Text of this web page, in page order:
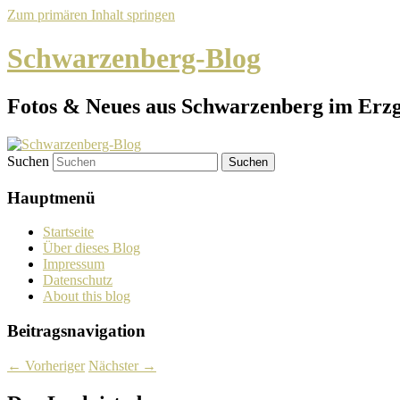
Zum primären Inhalt springen
Schwarzenberg-Blog
Fotos & Neues aus Schwarzenberg im
Suchen
Hauptmenü
Startseite
Über dieses Blog
Impressum
Datenschutz
About this blog
Beitragsnavigation
← Vorheriger Nächster →